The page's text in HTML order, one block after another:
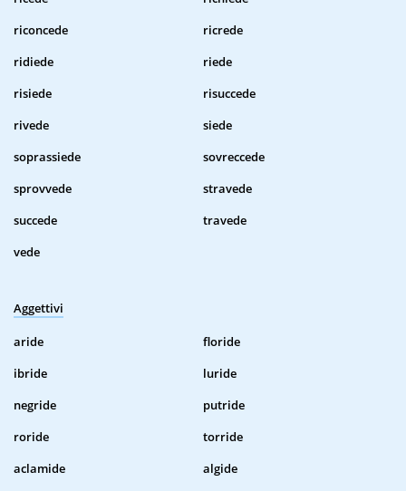
riconcede
ricrede
ridiede
riede
risiede
risuccede
rivede
siede
soprassiede
sovreccede
sprovvede
stravede
succede
travede
vede
Aggettivi
aride
floride
ibride
luride
negride
putride
roride
torride
aclamide
algide